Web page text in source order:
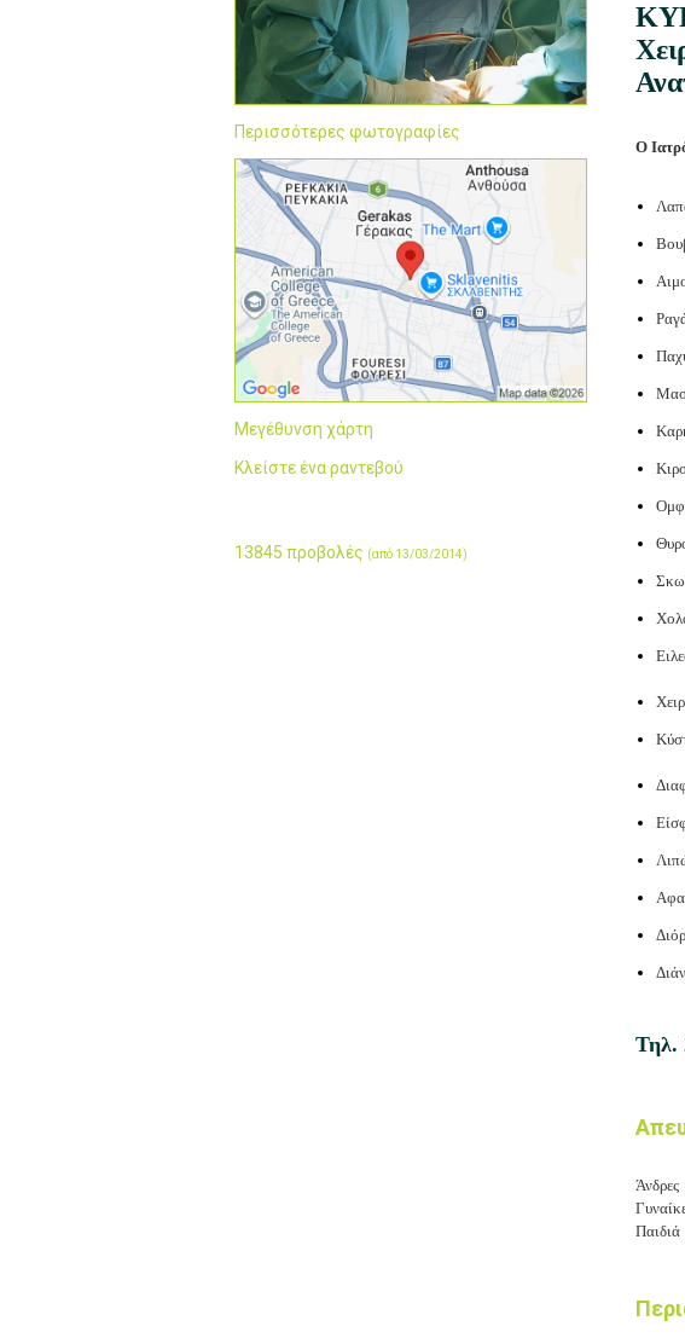
Περισσότερες φωτογραφίες
Μεγέθυνση χάρτη
Κλείστε ένα ραντεβού
13845 προβολές (από 13/03/2014)
O
Τηλ.
Άνδρες
Παιδιά